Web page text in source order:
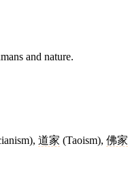
and nature.
道家 (Taoism), 佛家